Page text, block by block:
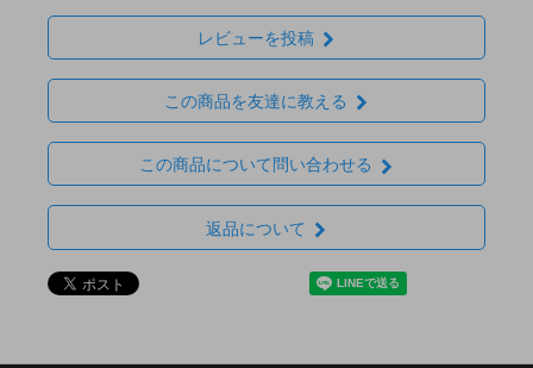
レビューを投稿
この商品を友達に教える
この商品について問い合わせる
返品について